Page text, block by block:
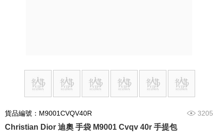
貨品編號：M9001CVQV40R 3205
Christian Dior 迪奧 手袋 M9001 Cvqv 40r 手提包